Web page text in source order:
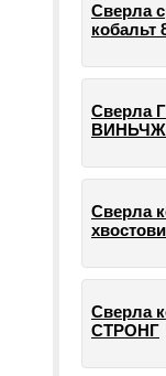
Сверла
кобальт
Сверла
Сверла
Сверла
СТРОНГ